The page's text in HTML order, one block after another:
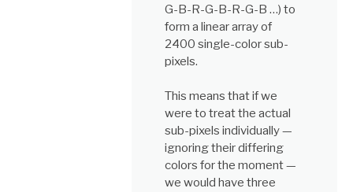
G-B-R-G-B-R-G-B …) to
form a linear array of
2400 single-color sub-
pixels.
This means that if we
were to treat the actual
sub-pixels individually —
ignoring their differing
colors for the moment —
we would have three